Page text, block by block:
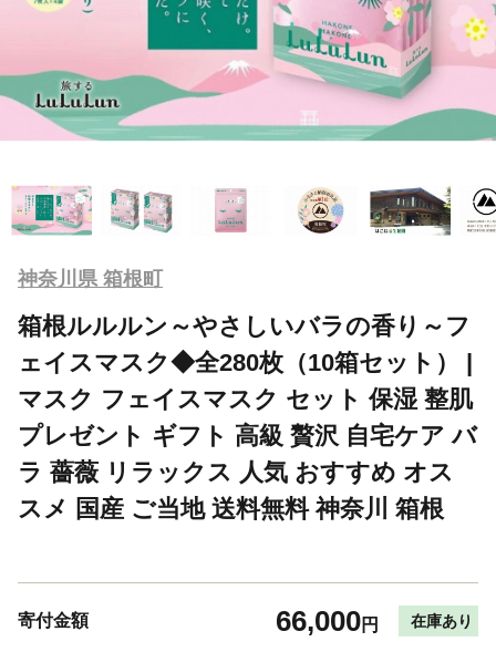
神奈川県 箱根町
箱根ルルルン～やさしいバラの香り～フ
ェイスマスク◆全280枚（10箱セット） |
マスク フェイスマスク セット 保湿 整肌
プレゼント ギフト 高級 贅沢 自宅ケア バ
ラ 薔薇 リラックス 人気 おすすめ オス
スメ 国産 ご当地 送料無料 神奈川 箱根
寄付金額 66,000円 在庫あり